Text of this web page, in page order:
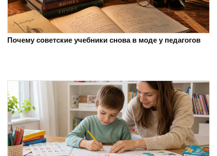
Почему советские учебники снова в моде у педагогов